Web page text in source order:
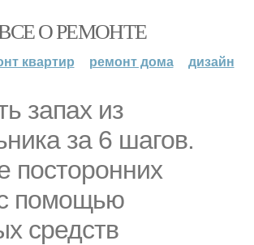
О РЕМОНТЕ
квартир ремонт дома дизайн
запах из
за 6 шагов.
посторонних
помощью
средств